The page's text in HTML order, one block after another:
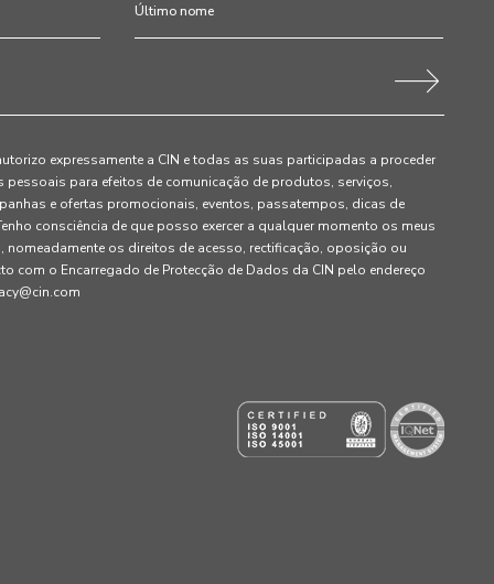
expressamente a CIN e todas as suas participadas a proceder
para efeitos de comunicação de produtos, serviços,
e ofertas promocionais, eventos, passatempos, dicas de
consciência de que posso exercer a qualquer momento os meus
os direitos de acesso, rectificação, oposição ou
com o Encarregado de Protecção de Dados da CIN pelo endereço